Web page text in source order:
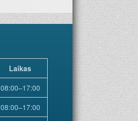
Laikas
08:00–17:00
08:00–17:00